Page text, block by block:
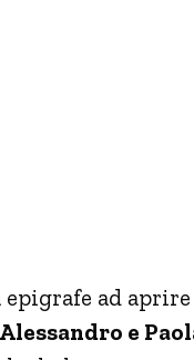
ad
Alessandro e